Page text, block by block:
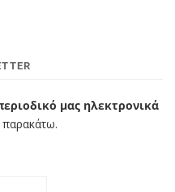
μας ηλεκτρονικά